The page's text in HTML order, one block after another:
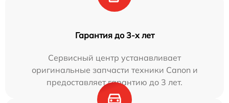
Гарантия до 3-х лет
Сервисный центр устанавливает
оригинальные запчасти техники Canon и
предоставляет гарантию до 3 лет.